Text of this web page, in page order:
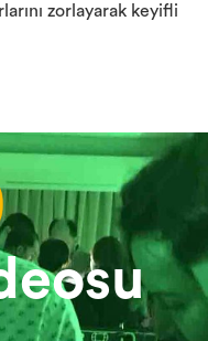
zorlayarak keyifli